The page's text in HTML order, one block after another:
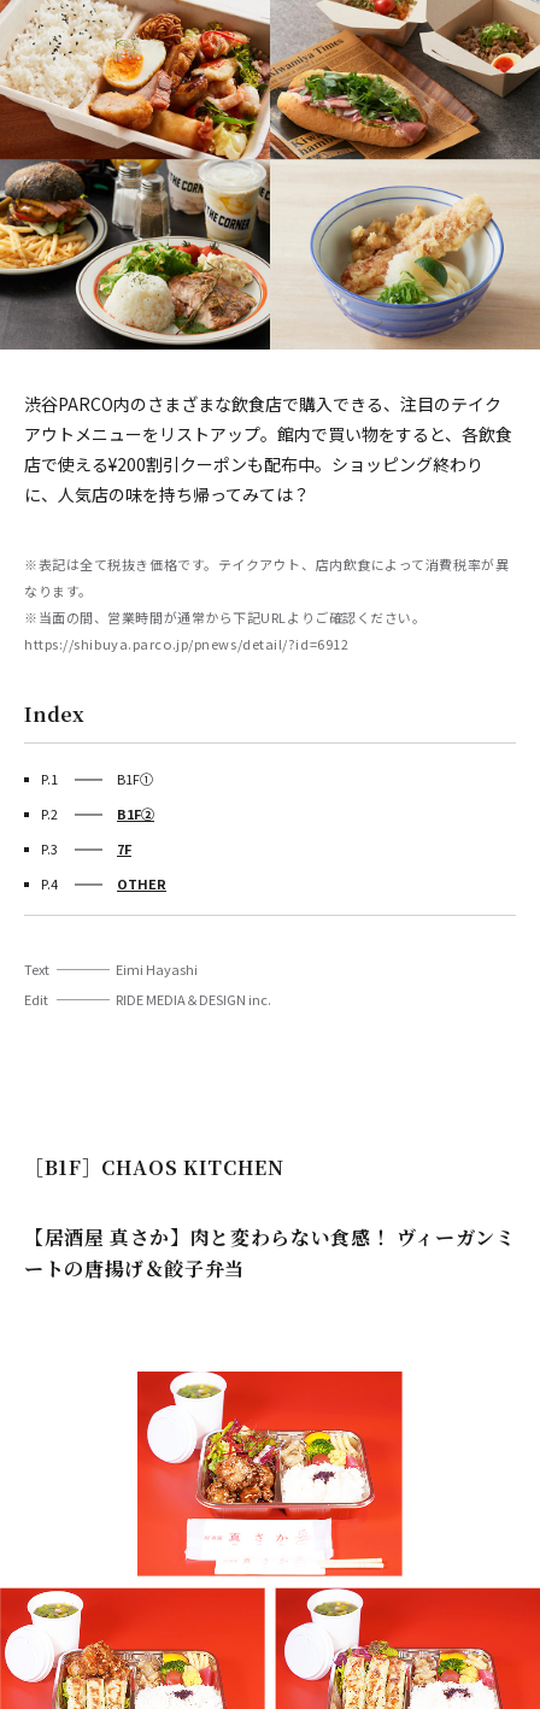
渋谷PARCO内のさまざまな飲食店で購入できる、注目のテイク
アウトメニューをリストアップ。館内で買い物をすると、各飲食
店で使える¥200割引クーポンも配布中。ショッピング終わり
に、人気店の味を持ち帰ってみては？
※表記は全て税抜き価格です。テイクアウト、店内飲食によって消費税率が異
なります。
※当面の間、営業時間が通常から下記URLよりご確認ください。
https://shibuya.parco.jp/pnews/detail/?id=6912
Index
P.1
B1F①
P.2
B1F②
P.3
7F
P.4
OTHER
Text
Eimi Hayashi
Edit
RIDE MEDIA＆DESIGN inc.
［B1F］CHAOS KITCHEN
【居酒屋 真さか】肉と変わらない食感！ ヴィーガンミ
ートの唐揚げ＆餃子弁当